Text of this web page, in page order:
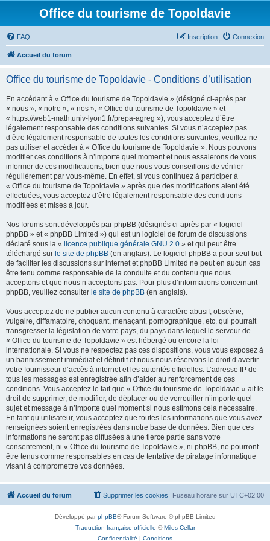
Office du tourisme de Topoldavie
FAQ Connexion
Inscription
Accueil du forum
Office du tourisme de Topoldavie - Conditions d’utilisation
En accédant à « Office du tourisme de Topoldavie » (désigné ci-après par
« nous », « notre », « nos », « Office du tourisme de Topoldavie » et
« https://web1-math.univ-lyon1.fr/prepa-agreg »), vous acceptez d’être
légalement responsable des conditions suivantes. Si vous n’acceptez pas
d’être légalement responsable de toutes les conditions suivantes, veuillez ne
pas utiliser et accéder à « Office du tourisme de Topoldavie ». Nous pouvons
modifier ces conditions à n’importe quel moment et nous essaierons de vous
informer de ces modifications, bien que nous vous conseillons de vérifier
régulièrement par vous-même. En effet, si vous continuez à participer à
« Office du tourisme de Topoldavie » après que des modifications aient été
effectuées, vous acceptez d’être légalement responsable des conditions
modifiées et mises à jour.
Nos forums sont développés par phpBB (désignés ci-après par « logiciel
phpBB » et « phpBB Limited ») qui est un logiciel de forum de discussions
déclaré sous la « licence publique générale GNU 2.0 » et qui peut être
téléchargé sur le site de phpBB (en anglais). Le logiciel phpBB a pour seul but
de faciliter les discussions sur internet et phpBB Limited ne peut en aucun cas
être tenu comme responsable de la conduite et du contenu que nous
acceptons et que nous n’acceptons pas. Pour plus d’informations concernant
phpBB, veuillez consulter le site de phpBB (en anglais).
Vous acceptez de ne publier aucun contenu à caractère abusif, obscène,
vulgaire, diffamatoire, choquant, menaçant, pornographique, etc. qui pourrait
transgresser la législation de votre pays, du pays dans lequel le serveur de
« Office du tourisme de Topoldavie » est hébergé ou encore la loi
internationale. Si vous ne respectez pas ces dispositions, vous vous exposez à
un bannissement immédiat et définitif et nous nous réservons le droit d’avertir
votre fournisseur d’accès à internet et les autorités officielles. L’adresse IP de
tous les messages est enregistrée afin d’aider au renforcement de ces
conditions. Vous acceptez le fait que « Office du tourisme de Topoldavie » ait le
droit de supprimer, de modifier, de déplacer ou de verrouiller n’importe quel
sujet et message à n’importe quel moment si nous estimons cela nécessaire.
En tant qu’utilisateur, vous acceptez que toutes les informations que vous avez
renseignées soient enregistrées dans notre base de données. Bien que ces
informations ne seront pas diffusées à une tierce partie sans votre
consentement, ni « Office du tourisme de Topoldavie », ni phpBB, ne pourront
être tenus comme responsables en cas de tentative de piratage informatique
visant à compromettre vos données.
Accueil du forum Fuseau horaire sur UTC+02:00
Supprimer les cookies
Développé parphpBB® Forum Software © phpBB Limited
Traduction française officielle ©Miles Cellar
Confidentialité | Conditions